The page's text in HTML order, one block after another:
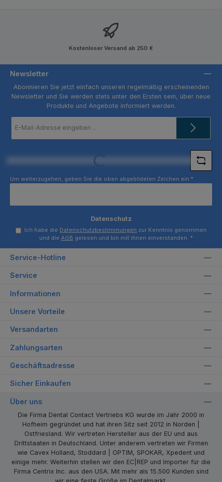
Kostenloser Versand ab 250 €
Newsletter
Abonnieren Sie jetzt einfach unseren regelmäßig erscheinenden
Newsletter und Sie werden stets unter den Ersten sein, über neue
Produkte und Angebote informiert werden.
Mail-
Loading...
Um weiterzugehen, geben Sie die oben abgebildeten Zeichen ein *
Datenschutz
Ich habe die Datenschutzbestimmungen zur Kenntnis genommen
und die AGB gelesen und bin mit ihnen einverstanden. *
Service-Hotline
Service
Informationen
Unsere Vorteile
Versandarten
Zahlungsarten
Geschäftsadresse
Sicher Einkaufen
Über uns
Die Firma Dental Contact Vertriebs KG wurde im Jahr 2000 in
Hofheim gegründet und hat ihren Sitz seit 2012 in Norden |
Ostfriesland. Wir vertreten Hersteller aus der EU und aus
Drittstaaten in Deutschland. Unter anderem vertreten wir Firmen
wie Cavex Holland, Stoddard | OPTIM, SPOKAR, Xpedent und
einige mehr. Weiterhin stellen wir den EC|REP und Importer für die
Firma Centrix Inc. aus den USA. Mit mehr als 15.500 Kunden sind